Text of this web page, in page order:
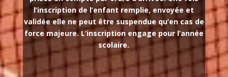
l’inscription de l’enfant remplie, envoyée et
validée elle ne peut être suspendue qu’en cas de
force majeure. L’inscription engage pour l’année
scolaire.